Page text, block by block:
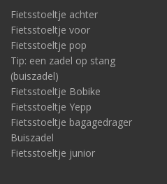
Fietsstoeltje achter
Fietsstoeltje voor
Fietsstoeltje pop
Tip: een zadel op stang
(buiszadel)
Fietsstoeltje Bobike
Fietsstoeltje Yepp
Fietsstoeltje bagagedrager
Buiszadel
Fietsstoeltje junior